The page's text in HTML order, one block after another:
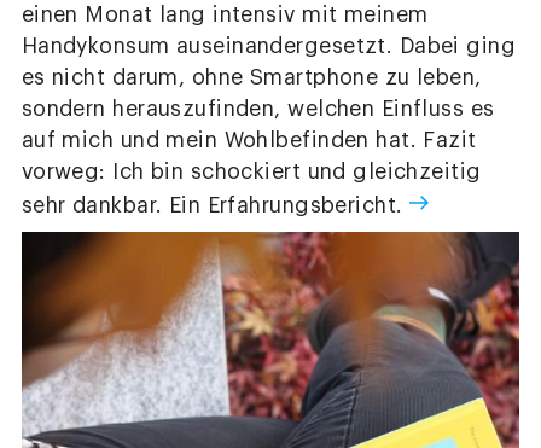
einen Monat lang intensiv mit meinem
Handykonsum auseinandergesetzt. Dabei ging
es nicht darum, ohne Smartphone zu leben,
sondern herauszufinden, welchen Einfluss es
auf mich und mein Wohlbefinden hat. Fazit
vorweg: Ich bin schockiert und gleichzeitig
sehr dankbar. Ein Erfahrungsbericht.